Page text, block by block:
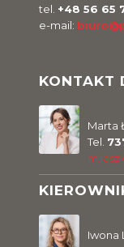
tel. +48 56 65
e-mail:
KONTAKT
Marta
Tel.
Iwona